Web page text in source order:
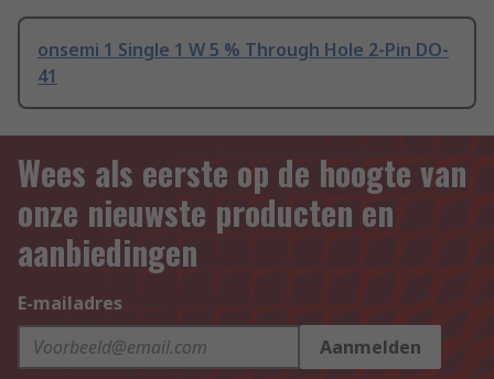
onsemi 1 Single 1 W 5 % Through Hole 2-Pin DO-
41
Wees als eerste op de hoogte van
onze nieuwste producten en
aanbiedingen
E-mailadres
Aanmelden